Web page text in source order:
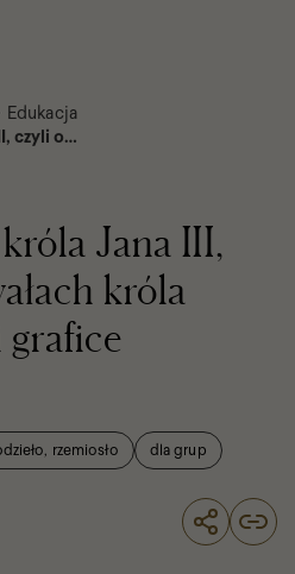
Edukacja
czyli o
Jana III,
króla
rzemiosło dla grup